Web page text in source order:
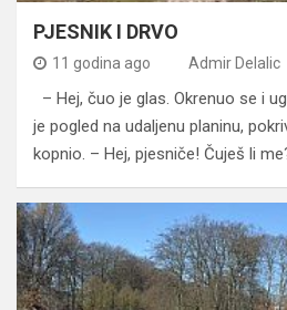
PJESNIK I DRVO
11 godina ago Admir Delalic
– Hej, čuo je glas. Okrenuo se i
je pogled na udaljenu planinu,
kopnio. – Hej, pjesniče! Čuješ li